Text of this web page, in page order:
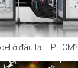
ở đâu tại TPHCM?